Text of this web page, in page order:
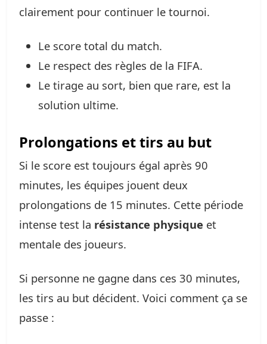
clairement pour continuer le tournoi.
Le score total du match.
Le respect des règles de la FIFA.
Le tirage au sort, bien que rare, est la
solution ultime.
Prolongations et tirs au but
Si le score est toujours égal après 90
minutes, les équipes jouent deux
prolongations de 15 minutes. Cette période
intense test la résistance physique et
mentale des joueurs.
Si personne ne gagne dans ces 30 minutes,
les tirs au but décident. Voici comment ça se
passe :